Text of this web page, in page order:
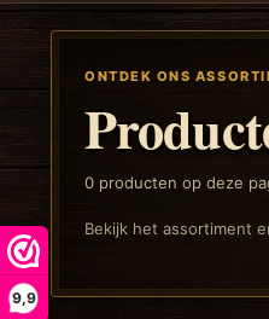
9,9
ONTDEK ONS
0 producten op deze
Bekijk het assortiment